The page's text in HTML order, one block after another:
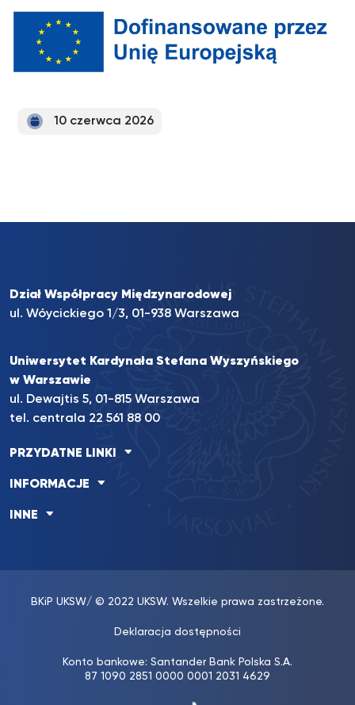
10 czerwca 2026
Dział Współpracy Międzynarodowej
ul. Wóycickiego 1/3, 01-938 Warszawa
Uniwersytet Kardynała Stefana Wyszyńskiego
w Warszawie
ul. Dewajtis 5, 01-815 Warszawa
tel. centrala 22 561 88 00
PRZYDATNE LINKI
INFORMACJE
INNE
BKiP UKSW/ © 2022 UKSW. Wszelkie prawa zastrzeżone.
Deklaracja dostępności
Konto bankowe: Santander Bank Polska S.A.
87 1090 2851 0000 0001 2031 4629